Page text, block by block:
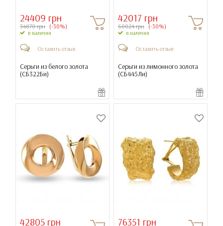
24409 грн
34870 грн (-30%)
в наличии
Оставить отзыв
Серьги из белого золота
(СБ322Би)
42017 грн
60024 грн (-30%)
в наличии
Оставить отзыв
Серьги из лимонного золота
(СБ445Ли)
42805 грн 76351 грн